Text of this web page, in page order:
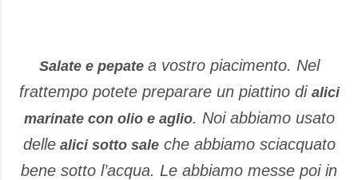
Salate e pepate a vostro piacimento. Nel
frattempo potete preparare un piattino di alici
marinate con olio e aglio. Noi abbiamo usato
dellealici sotto saleche abbiamo sciacquato
bene sotto l’acqua. Le abbiamo messe poi in